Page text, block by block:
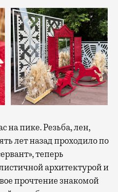
на пике. Резьба, лен,
лет назад проходило по
теперь
архитектурой и
прочтение знакомой